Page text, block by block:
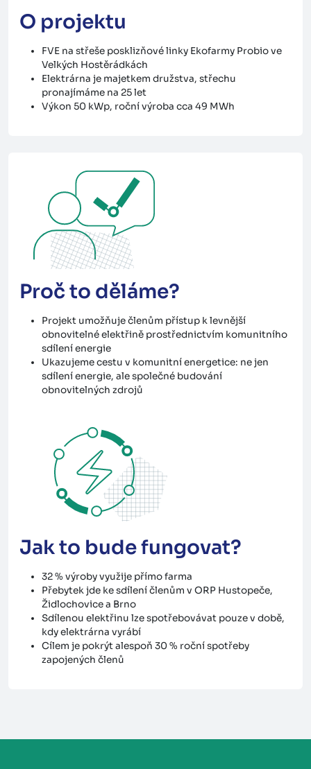
O projektu
FVE na střeše posklizňové linky Ekofarmy Probio ve
Velkých Hostěrádkách
Elektrárna je majetkem družstva, střechu
pronajímáme na 25 let
Výkon 50 kWp, roční výroba cca 49 MWh
Proč to děláme?
Projekt umožňuje členům přístup k levnější
obnovitelné elektřině prostřednictvím komunitního
sdílení energie
Ukazujeme cestu v komunitní energetice: ne jen
sdílení energie, ale společné budování
obnovitelných zdrojů
Jak to bude fungovat?
32 % výroby využije přímo farma
Přebytek jde ke sdílení členům v ORP Hustopeče,
Židlochovice a Brno
Sdílenou elektřinu lze spotřebovávat pouze v době,
kdy elektrárna vyrábí
Cílem je pokrýt alespoň 30 % roční spotřeby
zapojených členů